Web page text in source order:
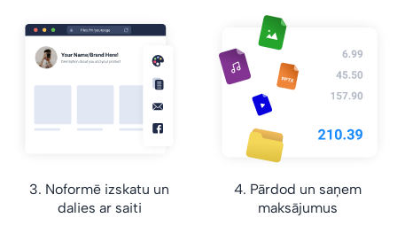
3. Noformē izskatu un
dalies ar saiti
4. Pārdod un saņem
maksājumus